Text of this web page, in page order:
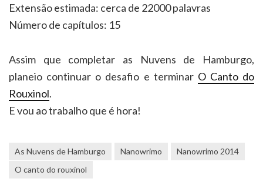
Extensão estimada: cerca de 22000 palavras
Número de capítulos: 15
Assim que completar as Nuvens de Hamburgo,
planeio continuar o desafio e terminar O Canto do
Rouxinol.
E vou ao trabalho que é hora!
As Nuvens de Hamburgo Nanowrimo
Nanowrimo 2014
O canto do rouxinol